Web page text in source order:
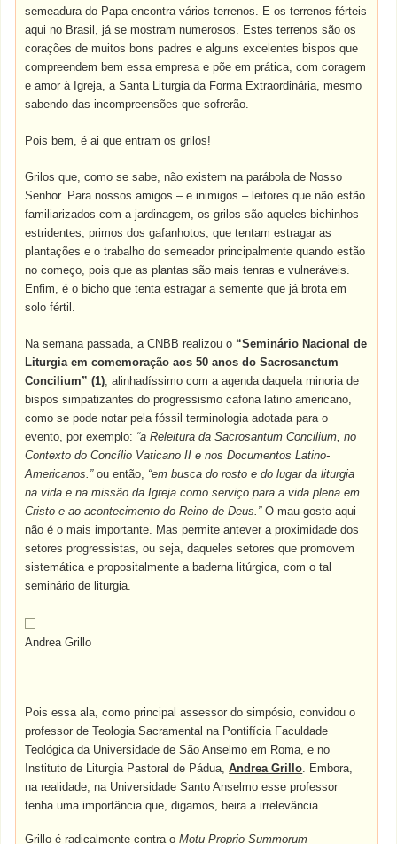
semeadura do Papa encontra vários terrenos. E os terrenos férteis
aqui no Brasil, já se mostram numerosos. Estes terrenos são os
corações de muitos bons padres e alguns excelentes bispos que
compreendem bem essa empresa e põe em prática, com coragem
e amor à Igreja, a Santa Liturgia da Forma Extraordinária, mesmo
sabendo das incompreensões que sofrerão.
Pois bem, é ai que entram os grilos!
Grilos que, como se sabe, não existem na parábola de Nosso
Senhor. Para nossos amigos – e inimigos – leitores que não estão
familiarizados com a jardinagem, os grilos são aqueles bichinhos
estridentes, primos dos gafanhotos, que tentam estragar as
plantações e o trabalho do semeador principalmente quando estão
no começo, pois que as plantas são mais tenras e vulneráveis.
Enfim, é o bicho que tenta estragar a semente que já brota em
solo fértil.
Na semana passada, a CNBB realizou o “Seminário Nacional de
Liturgia em comemoração aos 50 anos do Sacrosanctum
Concilium” (1), alinhadíssimo com a agenda daquela minoria de
bispos simpatizantes do progressismo cafona latino americano,
como se pode notar pela fóssil terminologia adotada para o
evento, por exemplo: “a Releitura da Sacrosantum Concilium, no
Contexto do Concílio Vaticano II e nos Documentos Latino-
Americanos.”ou então, “em busca do rosto e do lugar da liturgia
na vida e na missão da Igreja como serviço para a vida plena em
Cristo e ao acontecimento do Reino de Deus.”O mau-gosto aqui
não é o mais importante. Mas permite antever a proximidade dos
setores progressistas, ou seja, daqueles setores que promovem
sistemática e propositalmente a baderna litúrgica, com o tal
seminário de liturgia.
Andrea Grillo
Pois essa ala, como principal assessor do simpósio, convidou o
professor de Teologia Sacramental na Pontifícia Faculdade
Teológica da Universidade de São Anselmo em Roma, e no
Instituto de Liturgia Pastoral de Pádua,Andrea Grillo. Embora,
na realidade, na Universidade Santo Anselmo esse professor
tenha uma importância que, digamos, beira a irrelevância.
Grillo é radicalmente contra oMotu Proprio Summorum